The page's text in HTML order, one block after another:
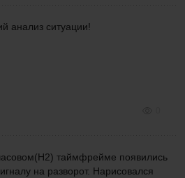
анализ ситуации!
таймфрейме появились
на разворот. Нарисовался